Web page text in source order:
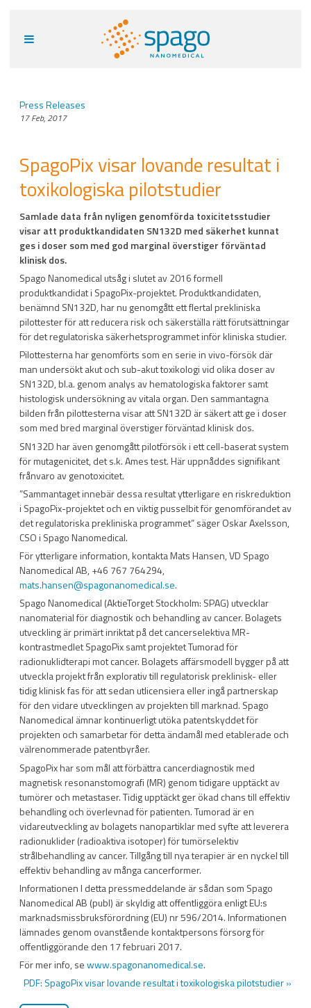
Press Releases
17 Feb, 2017
SpagoPix visar lovande resultat i
toxikologiska pilotstudier
Samlade data från nyligen genomförda toxicitetsstudier
visar att produktkandidaten SN132D med säkerhet kunnat
ges i doser som med god marginal överstiger förväntad
klinisk dos.
Spago Nanomedical utsåg i slutet av 2016 formell
produktkandidat i SpagoPix-projektet. Produktkandidaten,
benämnd SN132D, har nu genomgått ett flertal prekliniska
pilottester för att reducera risk och säkerställa rätt förutsättningar
för det regulatoriska säkerhetsprogrammet inför kliniska studier.
Pilottesterna har genomförts som en serie in vivo-försök där
man undersökt akut och sub-akut toxikologi vid olika doser av
SN132D, bl.a. genom analys av hematologiska faktorer samt
histologisk undersökning av vitala organ. Den sammantagna
bilden från pilottesterna visar att SN132D är säkert att ge i doser
som med bred marginal överstiger förväntad klinisk dos.
SN132D har även genomgått pilotförsök i ett cell-baserat system
för mutagenicitet, det s.k. Ames test. Här uppnåddes signifikant
frånvaro av genotoxicitet.
”Sammantaget innebär dessa resultat ytterligare en riskreduktion
i SpagoPix-projektet och en viktig pusselbit för genomförandet av
det regulatoriska prekliniska programmet” säger Oskar Axelsson,
CSO i Spago Nanomedical.
För ytterligare information, kontakta Mats Hansen, VD Spago
Nanomedical AB, +46 767 764294,
mats.hansen@spagonanomedical.se.
Spago Nanomedical (AktieTorget Stockholm: SPAG) utvecklar
nanomaterial för diagnostik och behandling av cancer. Bolagets
utveckling är primärt inriktat på det cancerselektiva MR-
kontrastmedlet SpagoPix samt projektet Tumorad för
radionuklidterapi mot cancer. Bolagets affärsmodell bygger på att
utveckla projekt från explorativ till regulatorisk preklinisk- eller
tidig klinisk fas för att sedan utlicensiera eller ingå partnerskap
för den vidare utvecklingen av projekten till marknad. Spago
Nanomedical ämnar kontinuerligt utöka patentskyddet för
projekten och samarbetar för detta ändamål med etablerade och
välrenommerade patentbyråer.
SpagoPix har som mål att förbättra cancerdiagnostik med
magnetisk resonanstomografi (MR) genom tidigare upptäckt av
tumörer och metastaser. Tidig upptäckt ger ökad chans till effektiv
behandling och överlevnad för patienten. Tumorad är en
vidareutveckling av bolagets nanopartiklar med syfte att leverera
radionuklider (radioaktiva isotoper) för tumörselektiv
strålbehandling av cancer. Tillgång till nya terapier är en nyckel till
effektiv behandling av många cancerformer.
Informationen I detta pressmeddelande är sådan som Spago
Nanomedical AB (publ) är skyldig att offentliggöra enligt EU:s
marknadsmissbruksförordning (EU) nr 596/2014. Informationen
lämnades genom ovanstående kontaktpersons försorg för
offentliggörande den 17 februari 2017.
För mer info, sewww.spagonanomedical.se.
PDF: SpagoPix visar lovande resultat i toxikologiska pilotstudier »